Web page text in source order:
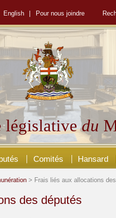
English Pour nous joindre
législativedu
Comités Hansard
> Frais liés aux allocations
des députés